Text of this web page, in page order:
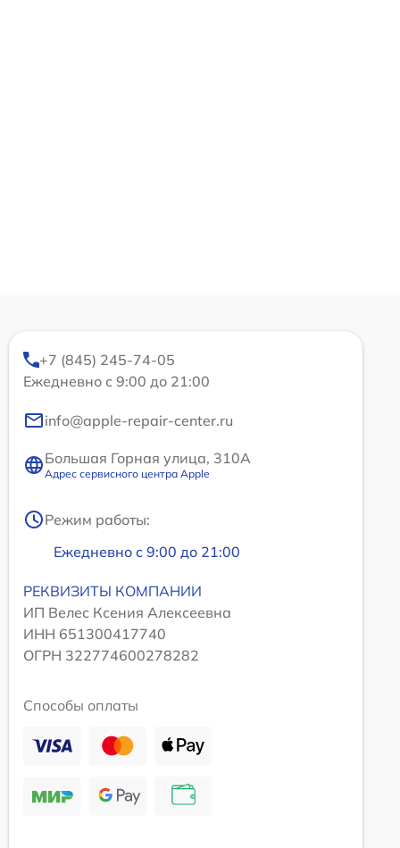
+7 (845) 245-74-05
Ежедневно с 9:00 до 21:00
info@apple-repair-center.ru
Большая Горная улица, 310А
Адрес сервисного центра Apple
Режим работы:
Ежедневно с 9:00 до 21:00
РЕКВИЗИТЫ КОМПАНИИ
ИП Велес Ксения Алексеевна
ИНН 651300417740
ОГРН 322774600278282
Способы оплаты